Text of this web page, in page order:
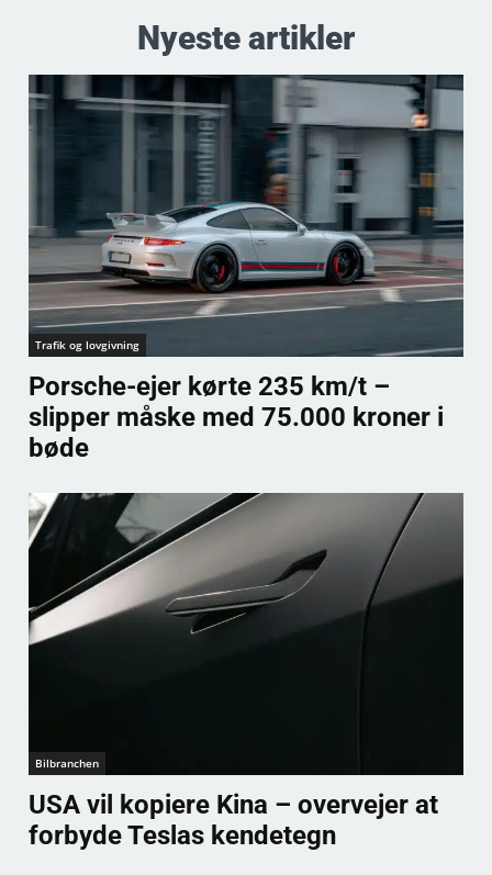
Nyeste artikler
Trafik og lovgivning
Porsche-ejer kørte 235 km/t –
slipper måske med 75.000 kroner i
bøde
Bilbranchen
USA vil kopiere Kina – overvejer at
forbyde Teslas kendetegn